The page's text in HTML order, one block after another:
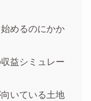
めるのにかか
益シミュレー
いている土地